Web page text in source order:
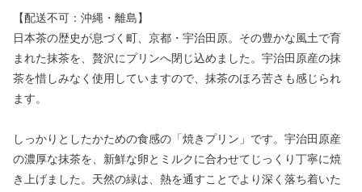
【配送不可：沖縄・離島】
日本茶の歴史が息づく町、京都・宇治田原。その豊かな風土で育
まれた抹茶を、贅沢にプリンへ閉じ込めました。宇治田原産の抹
茶を惜しみなく使用していますので、抹茶のほろ苦さも感じられ
ます。
しっかりとしたかための食感の「焼きプリン」です。宇治田原産
の濃厚な抹茶を、新鮮な卵とミルクに合わせてじっくり丁寧に焼
き上げました。天然の緑は、熱を通すことでより深く落ち着いた